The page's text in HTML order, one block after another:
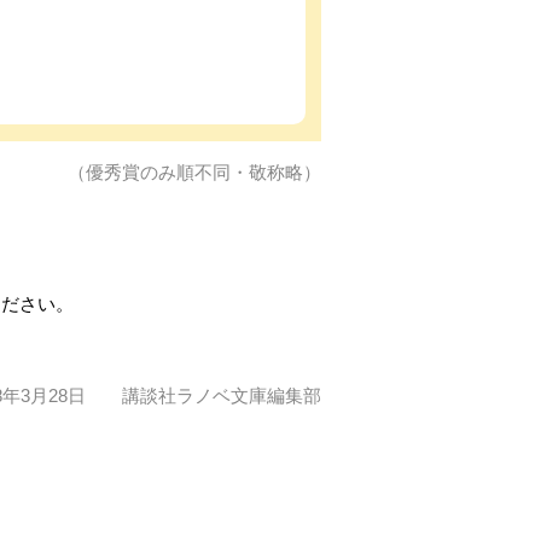
（優秀賞のみ順不同・敬称略）
さい。
年3月28日 講談社ラノベ文庫編集部